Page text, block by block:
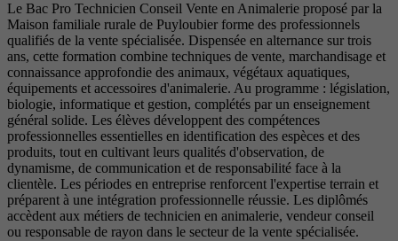
Le Bac Pro Technicien Conseil Vente en Animalerie proposé par la
Maison familiale rurale de Puyloubier forme des professionnels
qualifiés de la vente spécialisée. Dispensée en alternance sur trois
ans, cette formation combine techniques de vente, marchandisage et
connaissance approfondie des animaux, végétaux aquatiques,
équipements et accessoires d'animalerie. Au programme : législation,
biologie, informatique et gestion, complétés par un enseignement
général solide. Les élèves développent des compétences
professionnelles essentielles en identification des espèces et des
produits, tout en cultivant leurs qualités d'observation, de
dynamisme, de communication et de responsabilité face à la
clientèle. Les périodes en entreprise renforcent l'expertise terrain et
préparent à une intégration professionnelle réussie. Les diplômés
accèdent aux métiers de technicien en animalerie, vendeur conseil
ou responsable de rayon dans le secteur de la vente spécialisée.